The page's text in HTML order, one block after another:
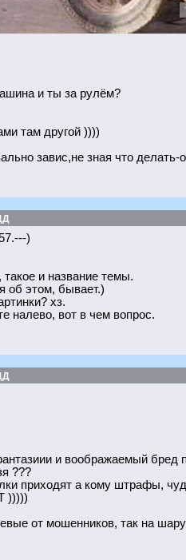
и ты за рулём?
там другой ))))
завис,не зная что делать-
)
и название темы.
об этом, бывает.)
хз.
налево, вот в чем вопрос.
и воображаемый бред
???
приходят а кому штрафы,
)))))
от мошенников, так на